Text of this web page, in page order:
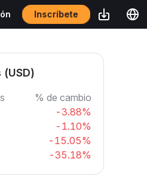
Inscríbete
% de cambio
-3.88%
-1.10%
-15.05%
-35.18%